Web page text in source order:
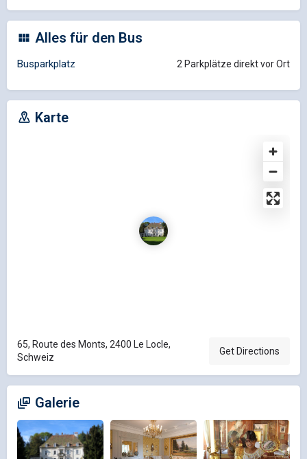
Alles für den Bus
Busparkplatz 2 Parkplätze direkt vor Ort
Karte
65, Route des Monts, 2400 Le Locle,
Schweiz
Get Directions
Galerie